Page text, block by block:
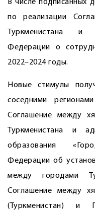
В числе подписанных
по реализации
Туркменистана и
Федерации о
2022–2024 годы.
Новые стимулы
соседними
Соглашение между
Туркменистана и
образования
Федерации об
между городами
Соглашение между
(Туркменистан) и